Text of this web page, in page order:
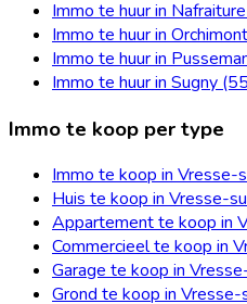
Immo te huur in
Immo te huur in
Immo te huur in
Immo te huur in Sugny
Immo te koop per type
Immo te koop in Vresse-
Huis te koop in Vresse-
Appartement te koop in
Commercieel te koop in
Garage te koop in
Grond te koop in Vresse-